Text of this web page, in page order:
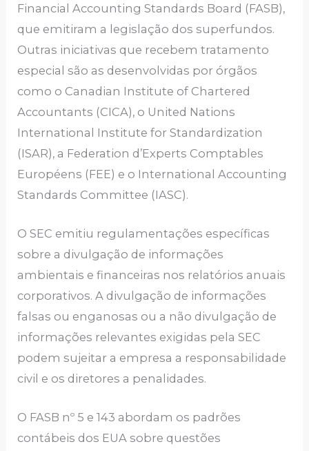
Financial Accounting Standards Board (FASB),
que emitiram a legislação dos superfundos.
Outras iniciativas que recebem tratamento
especial são as desenvolvidas por órgãos
como o Canadian Institute of Chartered
Accountants (CICA), o United Nations
International Institute for Standardization
(ISAR), a Federation d’Experts Comptables
Européens (FEE) e o International Accounting
Standards Committee (IASC).
O SEC emitiu regulamentações específicas
sobre a divulgação de informações
ambientais e financeiras nos relatórios anuais
corporativos. A divulgação de informações
falsas ou enganosas ou a não divulgação de
informações relevantes exigidas pela SEC
podem sujeitar a empresa a responsabilidade
civil e os diretores a penalidades.
O FASB nº 5 e 143 abordam os padrões
contábeis dos EUA sobre questões